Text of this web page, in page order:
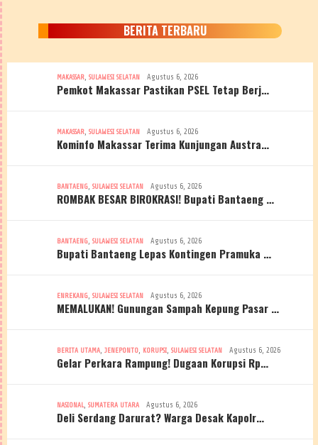
BERITA TERBARU
MAKASSAR, SULAWESI SELATAN Agustus 6, 2026
Pemkot Makassar Pastikan PSEL Tetap Berj…
MAKASSAR, SULAWESI SELATAN Agustus 6, 2026
Kominfo Makassar Terima Kunjungan Austra…
BANTAENG, SULAWESI SELATAN Agustus 6, 2026
ROMBAK BESAR BIROKRASI! Bupati Bantaeng …
BANTAENG, SULAWESI SELATAN Agustus 6, 2026
Bupati Bantaeng Lepas Kontingen Pramuka …
ENREKANG, SULAWESI SELATAN Agustus 6, 2026
MEMALUKAN! Gunungan Sampah Kepung Pasar …
BERITA UTAMA, JENEPONTO, KORUPSI, SULAWESI SELATAN Agustus 6, 2026
Gelar Perkara Rampung! Dugaan Korupsi Rp…
NASIONAL, SUMATERA UTARA Agustus 6, 2026
Deli Serdang Darurat? Warga Desak Kapolr…